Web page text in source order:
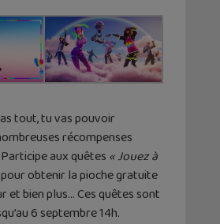
tout, tu vas pouvoir
récompenses
aux quêtes « Jouez à
pour obtenir la pioche gratuite
et bien plus… Ces quêtes sont
6 septembre 14h.